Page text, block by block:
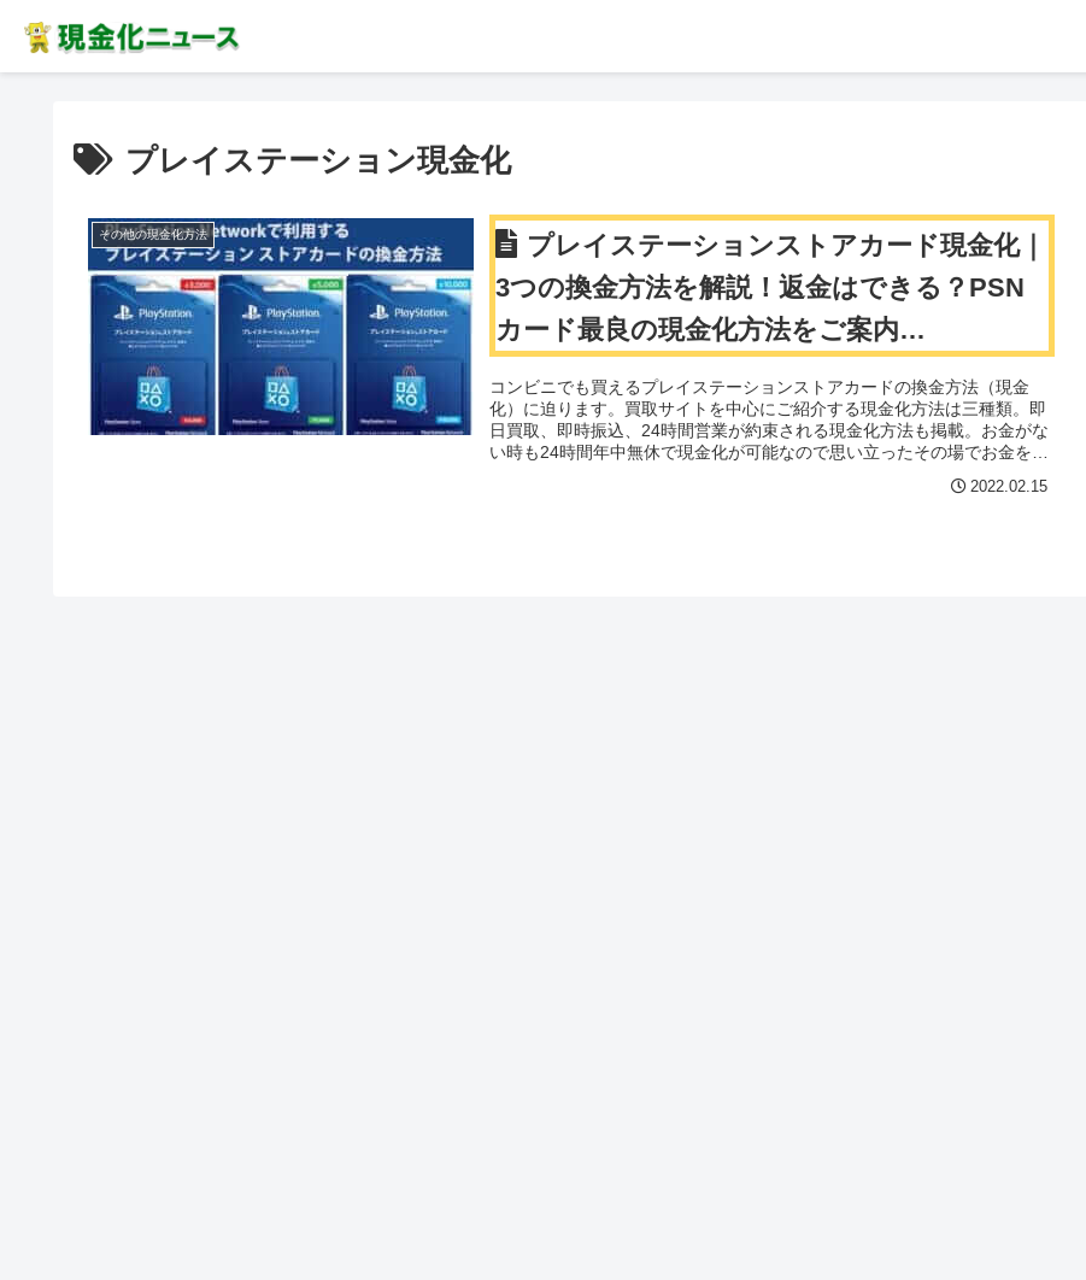
プレイステーション現金化
その他の現金化方法
プレイステーションストアカード現金化｜
3つの換金方法を解説！返金はできる？PSN
カード最良の現金化方法をご案内
【PlayStationCard】
コンビニでも買えるプレイステーションストアカードの換金方法（現金
化）に迫ります。買取サイトを中心にご紹介する現金化方法は三種類。即
日買取、即時振込、24時間営業が約束される現金化方法も掲載。お金がな
い時も24時間年中無休で現金化が可能なので思い立ったその場でお金を受
け取ることが可能です。さらに業界最高換金率を実現するヒミツの方法も
2022.02.15